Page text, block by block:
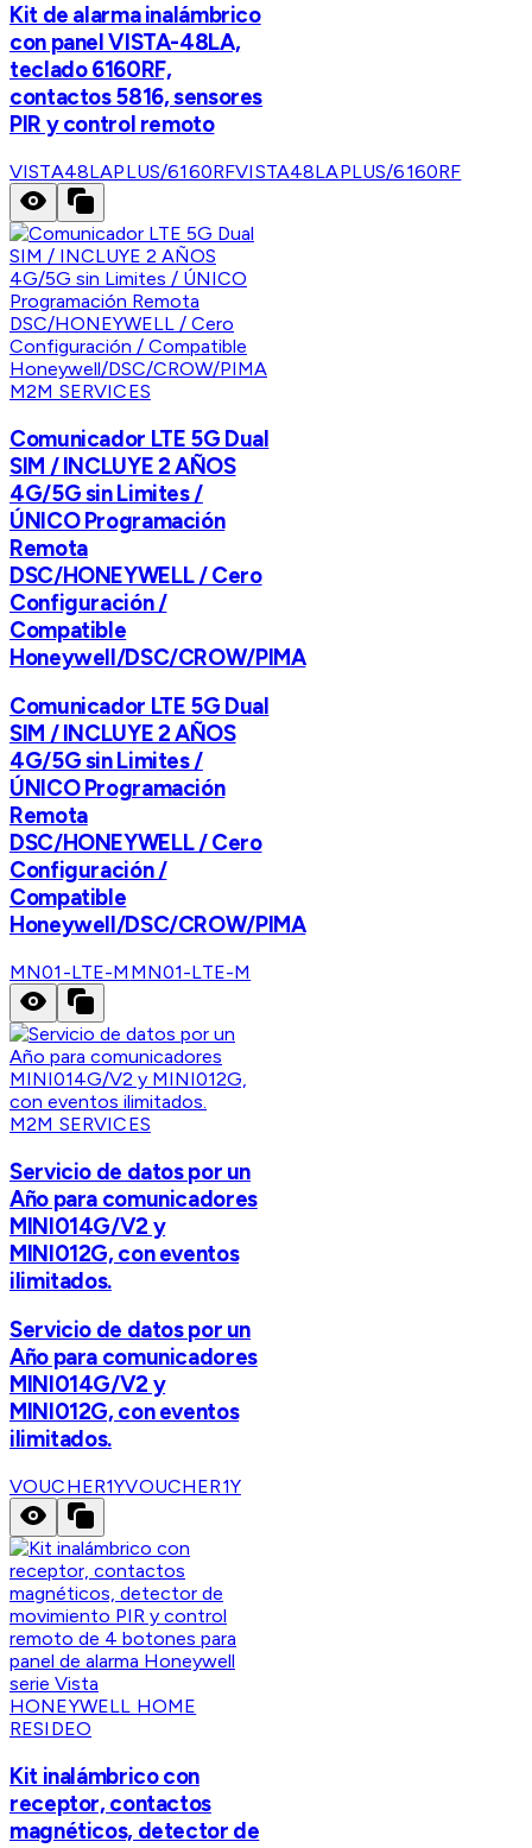
Kit de alarma inalámbrico
con panel VISTA-48LA,
teclado 6160RF,
contactos 5816, sensores
PIR y control remoto
VISTA48LAPLUS/6160RFVISTA48LAPLUS/6160RF
M2M SERVICES
Comunicador LTE 5G Dual
SIM / INCLUYE 2 AÑOS
4G/5G sin Limites /
ÚNICO Programación
Remota
DSC/HONEYWELL / Cero
Configuración /
Compatible
Honeywell/DSC/CROW/PIMA
Comunicador LTE 5G Dual
SIM / INCLUYE 2 AÑOS
4G/5G sin Limites /
ÚNICO Programación
Remota
DSC/HONEYWELL / Cero
Configuración /
Compatible
Honeywell/DSC/CROW/PIMA
MN01-LTE-M MN01-LTE-M
M2M SERVICES
Servicio de datos por un
Año para comunicadores
MINI014G/V2 y
MINI012G, con eventos
ilimitados.
Servicio de datos por un
Año para comunicadores
MINI014G/V2 y
MINI012G, con eventos
ilimitados.
VOUCHER1YVOUCHER1Y
HONEYWELL HOME
RESIDEO
Kit inalámbrico con
receptor, contactos
magnéticos, detector de